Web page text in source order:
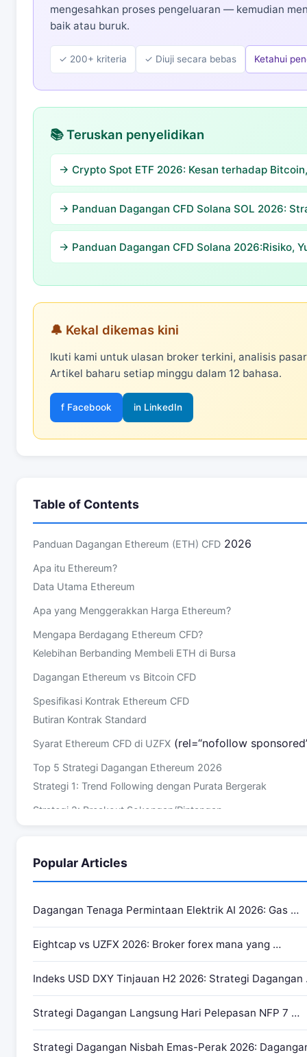
mengesahkan proses pengeluaran — kemudian
baik atau buruk.
✓ 200+ kriteria ✓ Diuji secara bebas Ketahui
📚 Teruskan penyelidikan
→ Crypto Spot ETF 2026: Kesan terhadap
→ Panduan Dagangan CFD Solana SOL 2026:
→ Panduan Dagangan CFD Solana 2026:Risiko,
🔔 Kekal dikemas kini
Ikuti kami untuk ulasan broker terkini, analisis
Artikel baharu setiap minggu dalam 12 bahasa.
f Facebook in LinkedIn
Table of Contents
Panduan Dagangan Ethereum (ETH) CFD 2026
Apa itu Ethereum?
Data Utama Ethereum
Apa yang Menggerakkan Harga Ethereum?
Mengapa Berdagang Ethereum CFD?
Kelebihan Berbanding Membeli ETH di Bursa
Dagangan Ethereum vs Bitcoin CFD
Spesifikasi Kontrak Ethereum CFD
Butiran Kontrak Standard
Syarat Ethereum CFD di UZFX (rel=“nofollow
Top 5 Strategi Dagangan Ethereum 2026
Strategi 1: Trend Following dengan Purata Bergerak
Strategi 2: Breakout Sokongan/Rintangan
Strategi 4: Dagangan Korelasi Bitcoin
Strategi 5: Pemangkin Berita Layer 2
Pengurusan Risiko untuk Dagangan Ethereum CFD
Formula Saiz Posisi
Faktor Risiko Utama Ethereum
Risiko Semalaman dan Hujung Minggu
Alat Analisis Teknikal untuk Ethereum
Penunjuk Terbaik untuk Dagangan ETH
Popular Articles
Dagangan Tenaga Permintaan Elektrik AI 2026: Gas …
Eightcap vs UZFX 2026: Broker forex mana yang …
Indeks USD DXY Tinjauan H2 2026: Strategi Dagangan
Strategi Dagangan Langsung Hari Pelepasan NFP 7 …
Strategi Dagangan Nisbah Emas-Perak 2026: